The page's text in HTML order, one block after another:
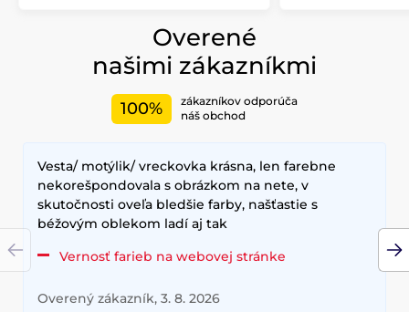
Overené
našimi zákazníkmi
100%
zákazníkov odporúča
náš obchod
Vesta/ motýlik/ vreckovka krásna, len farebne
nekorešpondovala s obrázkom na nete, v
skutočnosti oveľa bledšie farby, našťastie s
béžovým oblekom ladí aj tak
Vernosť farieb na webovej stránke
Overený zákazník, 3. 8. 2026